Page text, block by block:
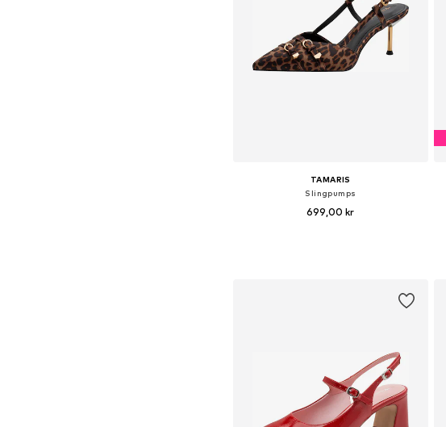
TAMARIS
Slingpumps
699,00 kr